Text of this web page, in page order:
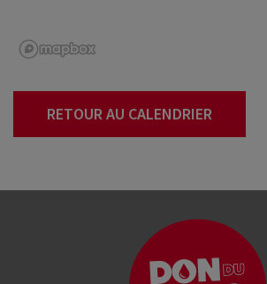
RETOUR AU CALENDRIER